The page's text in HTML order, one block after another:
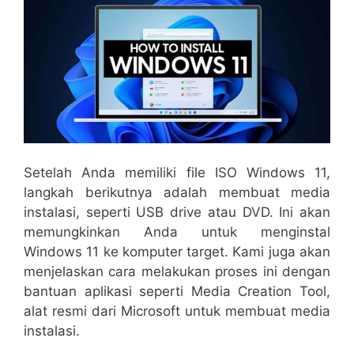
Setelah Anda memiliki file ISO Windows 11,
langkah berikutnya adalah membuat media
instalasi, seperti USB drive atau DVD. Ini akan
memungkinkan Anda untuk menginstal
Windows 11 ke komputer target. Kami juga akan
menjelaskan cara melakukan proses ini dengan
bantuan aplikasi seperti Media Creation Tool,
alat resmi dari Microsoft untuk membuat media
instalasi.